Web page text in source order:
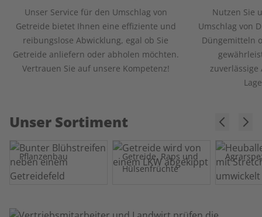
Unser Service für den Umschlag von
Getreide bietet Ihnen eine effiziente und
reibungslose Abwicklung, egal ob Sie
Getreide anliefern oder abholen möchten.
Vertrauen Sie auf unsere Kompetenz!
Nutzen Sie
Umschlag von
Düngemitteln
zuverlässige
Unser Sortiment
Pflanzenbau
Getreide, Raps und
Hülsenfrüchte